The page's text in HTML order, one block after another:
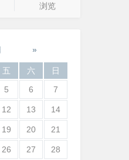
浏览
»
五 六
日
5 6 7
12 13 14
19 20 21
26 27 28